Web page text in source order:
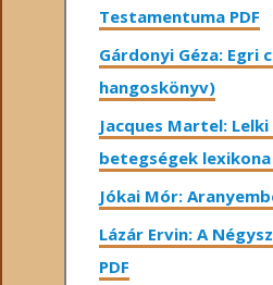
Testamentuma PDF
Gárdonyi Géza: Egri
hangoskönyv)
Jacques Martel:
betegségek lexikona
Jókai Mór:
Lázár Ervin: A
PDF